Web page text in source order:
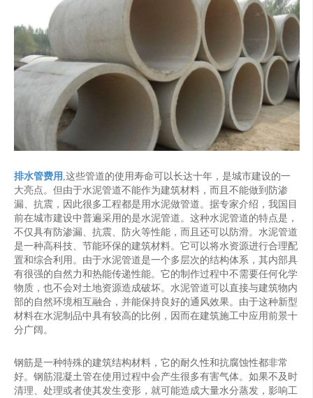
排水管费用 ,这些管道的使用寿命可以长达十年，是城市建设的一
大亮点。但由于水泥管道不能作为建筑材料，而且不能做到防渗
漏、抗震，因此很多工程都是用水泥做管道。据专家介绍，我国目
前在城市建设中普遍采用的是水泥管道。这种水泥管道的特点是，
不仅具有防渗漏、抗震、防火等性能，而且还可以防滑。水泥管道
是一种高科技、节能环保的建筑材料。它可以将水资源进行合理配
置和综合利用。由于水泥管道是一个多层次的结构体系，其内部具
有很强的自然力和热能传递性能。它的制作过程中不需要任何化学
物质，也不会对土地资源造成破坏。水泥管道可以直接与建筑物内
部的自然环境相互融合，并能保持良好的通风效果。由于这种新型
材料在水泥制品中具有较高的比例，因而在建筑施工中应用前景十
分广阔。
钢筋是一种特殊的建筑结构材料，它的耐久性和抗腐蚀性都非常
好。钢筋混凝土管在使用过程中会产生很多有害气体。如果不及时
清理、处理或者使其发生变形，就可能造成大量水分蒸发，影响工